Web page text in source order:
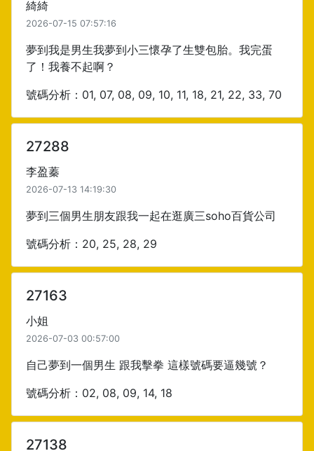
綺綺
2026-07-15 07:57:16
夢到我是男生我夢到小三懷孕了生雙包胎。我完蛋
了！我養不起啊？
號碼分析：01, 07, 08, 09, 10, 11, 18, 21, 22, 33, 70
27288
李盈蓁
2026-07-13 14:19:30
夢到三個男生朋友跟我一起在逛廣三soho百貨公司
號碼分析：20, 25, 28, 29
27163
小姐
2026-07-03 00:57:00
自己夢到一個男生 跟我擊拳 這樣號碼要逼幾號？
號碼分析：02, 08, 09, 14, 18
27138